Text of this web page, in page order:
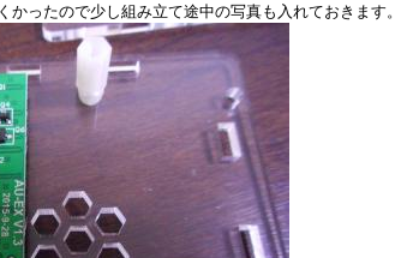
かったので少し組み立て途中の写真も入れておきます。